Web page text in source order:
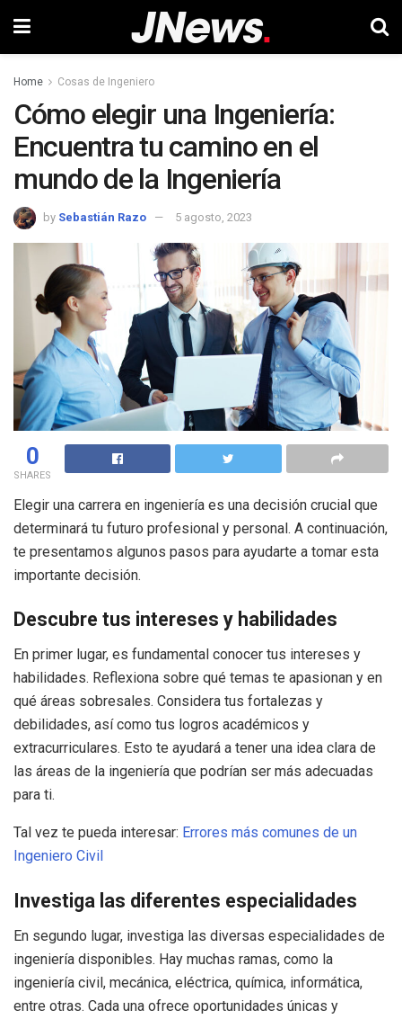
Home Cosas de Ingeniero
Cómo elegir una Ingeniería:
Encuentra tu camino en el
mundo de la Ingeniería
by Sebastián Razo 5 agosto, 2023
0
SHARES
Elegir una carrera en ingeniería es una decisión crucial que
determinará tu futuro profesional y personal. A continuación,
te presentamos algunos pasos para ayudarte a tomar esta
importante decisión.
Descubre tus intereses y habilidades
En primer lugar, es fundamental conocer tus intereses y
habilidades. Reflexiona sobre qué temas te apasionan y en
qué áreas sobresales. Considera tus fortalezas y
debilidades, así como tus logros académicos y
extracurriculares. Esto te ayudará a tener una idea clara de
las áreas de la ingeniería que podrían ser más adecuadas
para ti.
Tal vez te pueda interesar: Errores más comunes de un
Ingeniero Civil
Investiga las diferentes especialidades
En segundo lugar, investiga las diversas especialidades de
ingeniería disponibles. Hay muchas ramas, como la
ingeniería civil, mecánica, eléctrica, química, informática,
entre otras. Cada una ofrece oportunidades únicas y